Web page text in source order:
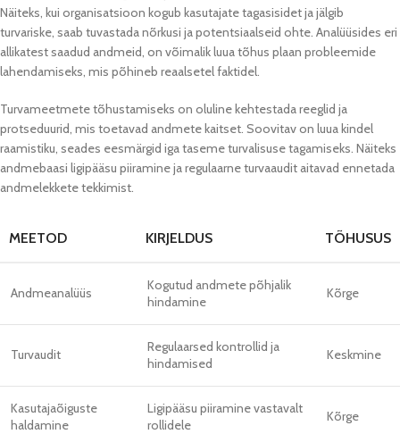
Näiteks, kui organisatsioon kogub kasutajate tagasisidet ja jälgib
turvariske, saab tuvastada nõrkusi ja potentsiaalseid ohte. Analüüsides eri
allikatest saadud andmeid, on võimalik luua tõhus plaan probleemide
lahendamiseks, mis põhineb reaalsetel faktidel.
Turvameetmete tõhustamiseks on oluline kehtestada reeglid ja
protseduurid, mis toetavad andmete kaitset. Soovitav on luua kindel
raamistiku, seades eesmärgid iga taseme turvalisuse tagamiseks. Näiteks
andmebaasi ligipääsu piiramine ja regulaarne turvaaudit aitavad ennetada
andmelekkete tekkimist.
MEETOD KIRJELDUS TÕHUSUS
Andmeanalüüs
Kogutud andmete põhjalik
hindamine
Kõrge
Turvaudit
Regulaarsed kontrollid ja
hindamised
Keskmine
Kasutajaõiguste
haldamine
Ligipääsu piiramine vastavalt
rollidele
Kõrge